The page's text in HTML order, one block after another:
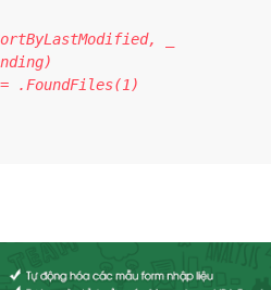
_
.FoundFiles(1)